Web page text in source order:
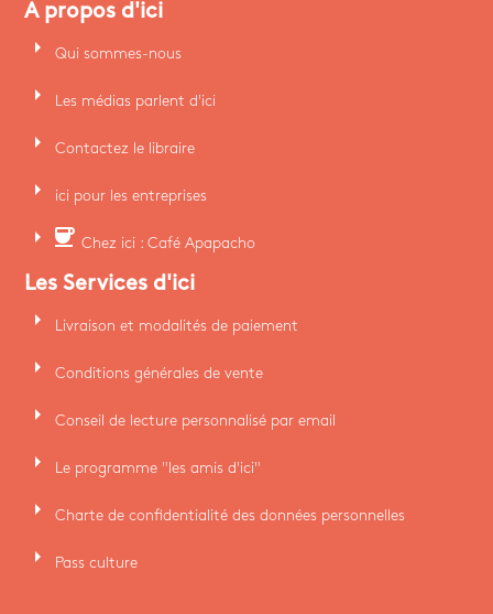
A propos d'ici
arrow_right Qui sommes-nous
arrow_right Les médias parlent d'ici
arrow_right Contactez le libraire
arrow_right ici pour les entreprises
arrow_right coffee Chez ici : Café Apapacho
Les Services d'ici
arrow_right Livraison et modalités de paiement
arrow_right Conditions générales de vente
arrow_right Conseil de lecture personnalisé par email
arrow_right Le programme "les amis d'ici"
arrow_right Charte de confidentialité des données personnelles
arrow_right Pass culture